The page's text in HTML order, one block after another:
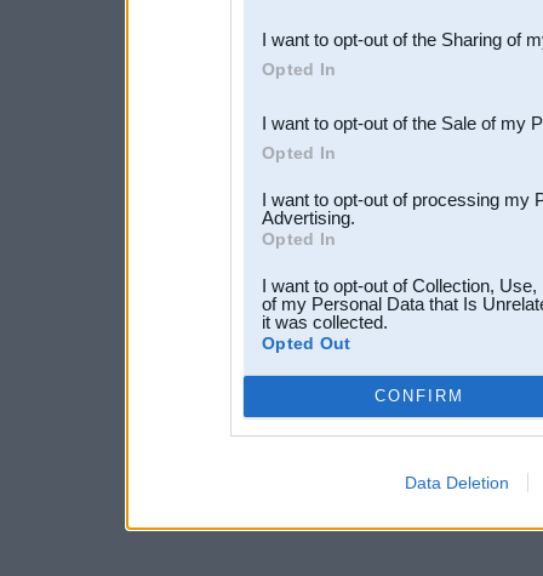
Downstream Participants
third parties.
I want to opt-out of the Sharing of
Opted In
I want to opt-out of the Sale of my
Opted In
I want to opt-out of processing my
Advertising.
Opted In
I want to opt-out of Collection,
of my Personal Data that Is
it was collected.
Opted Out
CONFIRM
Data Deletion